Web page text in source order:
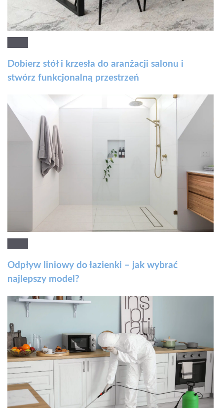
Dobierz stół i krzesła do aranżacji salonu i
stwórz funkcjonalną przestrzeń
Odpływ liniowy do łazienki – jak wybrać
najlepszy model?